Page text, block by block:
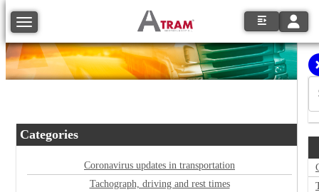
Toggle navigation
Categories
Coronavirus updates in transportation
Tachograph, driving and rest times